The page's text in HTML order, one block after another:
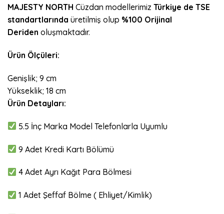
MAJESTY NORTH Cüzdan modellerimiz Türkiye de TSE
standartlarında üretilmiş olup %100 Orijinal
Deriden oluşmaktadır.
Ürün Ölçüleri:
Genişlik; 9 cm
Yükseklik; 18 cm
Ürün Detayları:
5.5 İnç Marka Model Telefonlarla Uyumlu
9 Adet Kredi Kartı Bölümü
4 Adet Ayrı Kağıt Para Bölmesi
1 Adet Şeffaf Bölme ( Ehliyet/Kimlik)